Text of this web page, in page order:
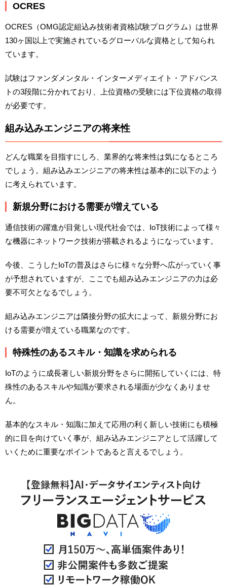
OCRES
OCRES（OMG認定組込み技術者資格試験プログラム）は世界
130ヶ国以上で実施されているグローバルな資格として知られ
ています。
試験はファンダメンタル・インターメディエイト・アドバンス
トの3段階に分かれており、上位資格の受験には下位資格の取得
が必要です。
組み込みエンジニアの将来性
どんな職業を目指すにしろ、業界的な将来性は気になるところ
でしょう。組み込みエンジニアの将来性は基本的に以下のよう
に考えられています。
新規分野における需要が増えている
通信技術の躍進が目覚しい現代社会では、IoT技術によって様々
な機器にネットワーク技術が搭載されるようになっています。
今後、こうしたIoTの普及はさらに様々な分野へ広がっていく事
が予想されていますが、ここでも組み込みエンジニアの力は必
要不可欠となるでしょう。
組み込みエンジニアは隣接分野の拡大によって、新規分野にお
ける需要が増えている職業なのです。
特殊性のあるスキル・知識を求められる
IoTのように成長著しい新規分野をさらに開拓していくには、特
殊性のあるスキルや知識が要求される場面が少なくありませ
ん。
基本的なスキル・知識に加えて応用の利く新しい技術にも積極
的に目を向けていく事が、組み込みエンジニアとして活躍して
いくために重要なポイントであると言えるでしょう。